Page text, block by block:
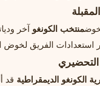
منتخب الكونغو آخر
الفريق لخوض
الكونغو الديمقراطية قد